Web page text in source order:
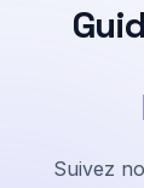
Blog
Suivez